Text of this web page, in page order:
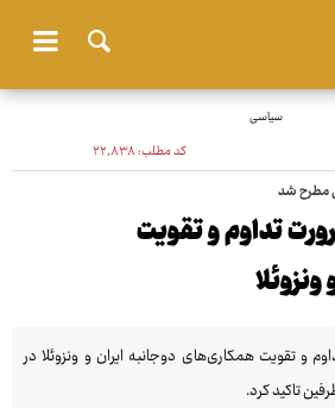
سیاسی
کد مطلب:۲۲٬۸۳۸
مطرح شد
تداوم و تقویت
و تقویت همکاری‌های دوجانبه ایران و ونزوئلا در
تاکید کرد.